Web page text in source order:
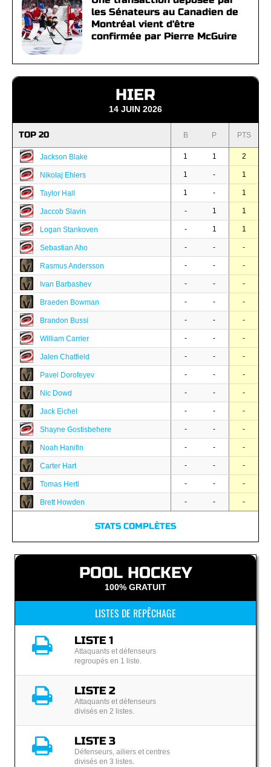
les Sénateurs au Canadien de
Montréal vient d'être
confirmée par Pierre McGuire
HIER
14 JUIN 2026
TOP 20 B P PTS
Jackson Blake 1 1 2
Nikolaj Ehlers 1 - 1
Taylor Hall 1 - 1
Jaccob Slavin - 1 1
Logan Stankoven - 1 1
Sebastian Aho - - -
Rasmus Andersson - - -
Ivan Barbashev - - -
Braeden Bowman - - -
Brandon Bussi - - -
William Carrier - - -
Jalen Chatfield - - -
Pavel Dorofeyev - - -
Nic Dowd - - -
Jack Eichel - - -
Shayne Gostisbehere - - -
Noah Hanifin - - -
Carter Hart - - -
Tomas Hertl - - -
Brett Howden - - -
STATS COMPLÈTES
POOL HOCKEY
100% GRATUIT
LISTES DE REPÊCHAGE
LISTE 1
Attaquants et défenseurs
regroupés en 1 liste.
LISTE 2
Attaquants et défenseurs
divisés en 2 listes.
LISTE 3
Défenseurs, ailiers et centres
divisés en 3 listes.